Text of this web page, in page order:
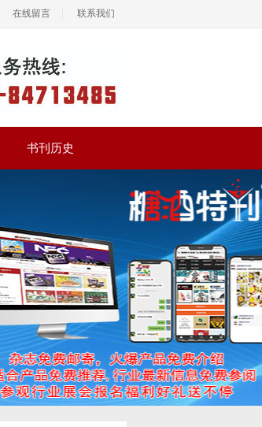
在线留言 联系我们
书刊历史